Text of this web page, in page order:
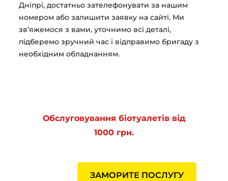
Дніпрі, достатньо зателефонувати за нашим
номером або залишити заявку на сайті. Ми
зв’яжемося з вами, уточнимо всі деталі,
підберемо зручний час і відправимо бригаду з
необхідним обладнанням.
Обслуговування біотуалетів від
1000 грн.
ЗАМОРИТЕ ПОСЛУГУ